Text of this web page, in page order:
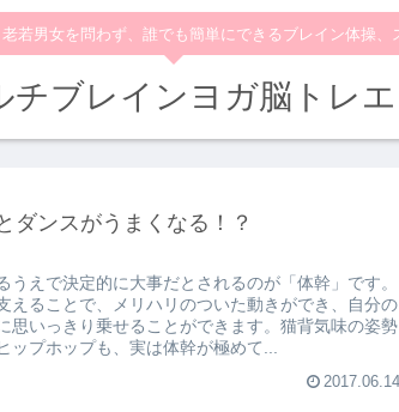
男女を問わず、誰でも簡単にできるブレイン体操
チブレインヨガ脳トレ
ダンスがうまくなる！？
うえで決定的に大事だとされるのが「体幹」です。
えることで、メリハリのついた動きができ、自分の
思いっきり乗せることができます。猫背気味の姿勢
ップホップも、実は体幹が極めて...
2017.06.14